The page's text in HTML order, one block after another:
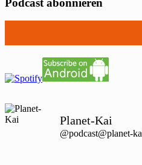
Planet-Kai
@podcast@planet-